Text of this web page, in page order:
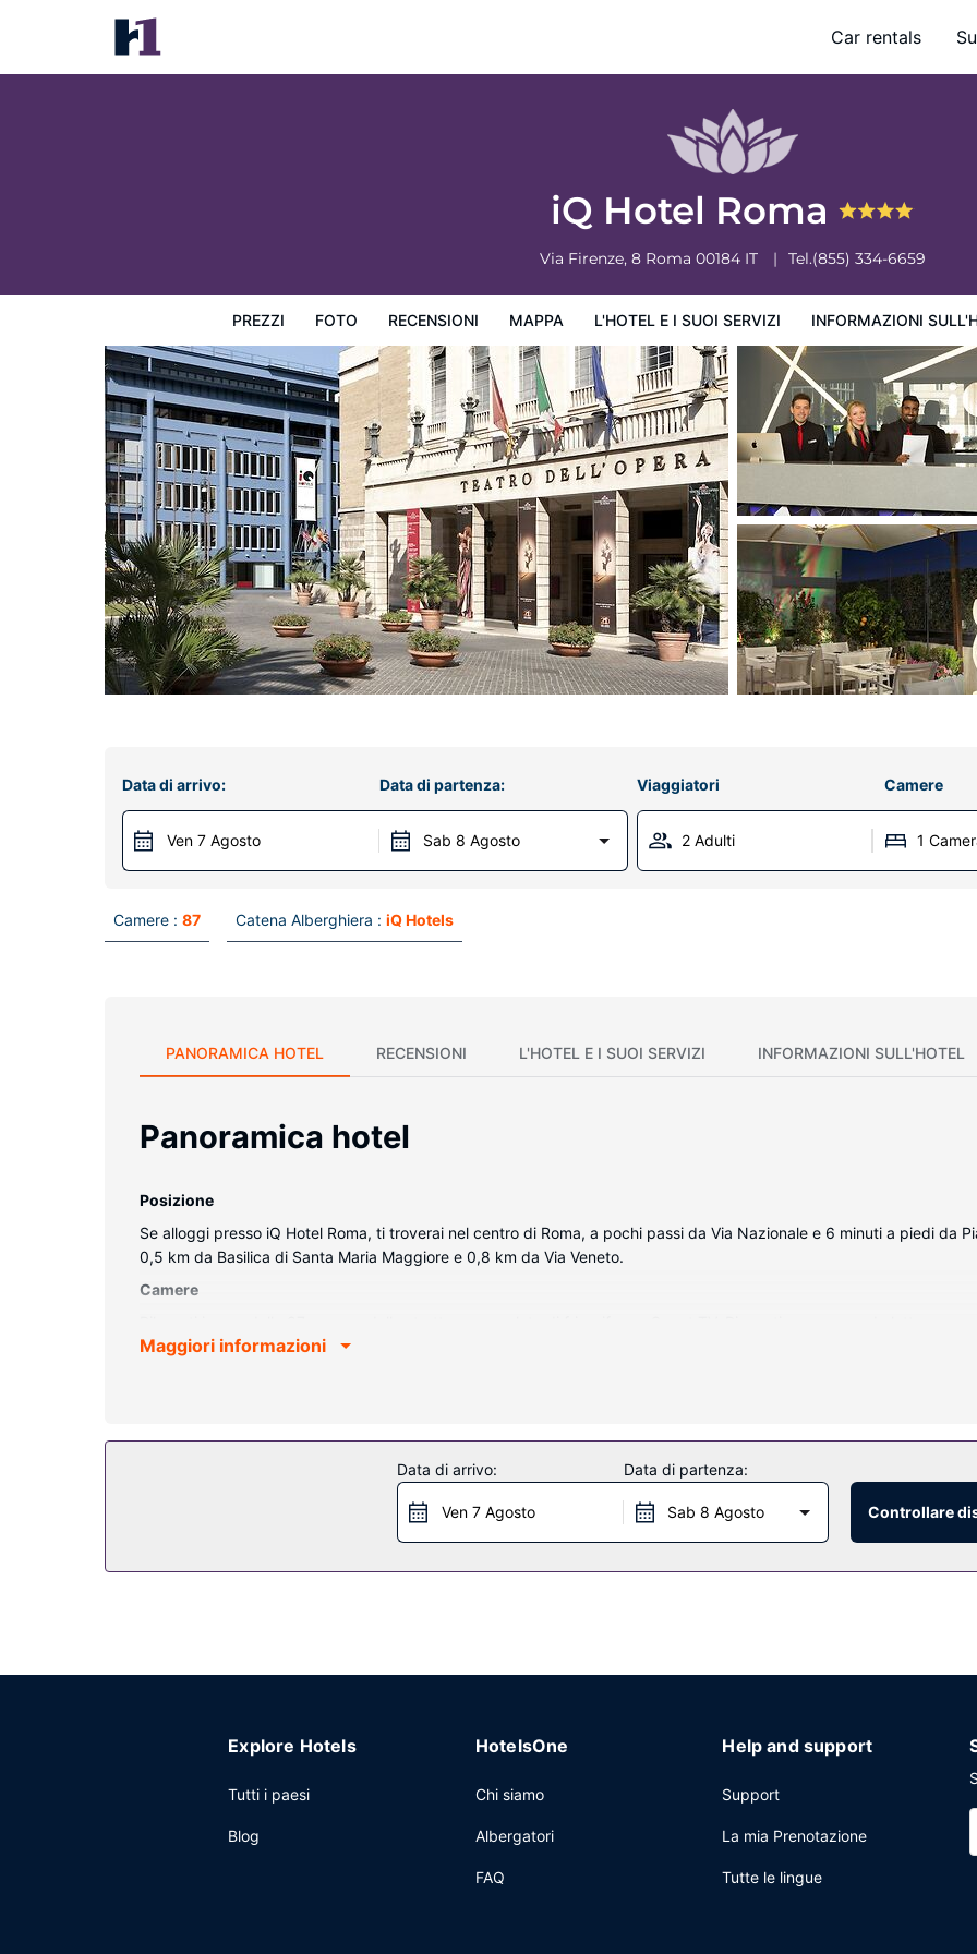
Car rentals
iQ Hotel Roma
Via Firenze, 8 Roma 00184 IT Tel.(855) 334-6659
PREZZI FOTO RECENSIONI MAPPA L'HOTEL E I SUOI SERVIZI INFORMAZIONI
iQ Hotel Roma
Prezzi Condizioni dell'hotel
Data di arrivo:
Ven 7 Agosto
Data di partenza:
Sab 8 Agosto
Viaggiatori Camere
2 Adulti 1
Camere : 87 Catena Alberghiera : iQ Hotels
PANORAMICA HOTEL RECENSIONI L'HOTEL E I SUOI SERVIZI INFORMAZIONI SULL'HOTEL
Panoramica hotel
Posizione
Se alloggi presso iQ Hotel Roma, ti troverai nel centro di Roma, a pochi passi da Via Nazionale e 6 minuti a piedi da
0,5 km da Basilica di Santa Maria Maggiore e 0,8 km da Via Veneto.
Camere
Wi-Fi gratuito ti consente di restare in contatto con il mondo, mentre la TV con canali in digitale è l'ideale per
di concierge e un'area soggiorno in comune. Gli ospiti potranno raggiungere i vicini negozi con la navetta (a
Per la cena, visita La Fata Ignorante, un ristorante specializzato in cucina italiana. al bar/caffetteria troverai un'ampia
preferito! Presso questa struttura troverai un bar/lounge. La colazione a buffet è disponibile a pagamento tutti i giorni
Maggiori informazioni
Data di arrivo:
Ven 7 Agosto
Data di partenza:
Sab 8 Agosto Controllare
Explore Hotels
Tutti i paesi
Blog
HotelsOne
Chi siamo
Albergatori
FAQ
Help and support
Support
La mia Prenotazione
Tutte le lingue